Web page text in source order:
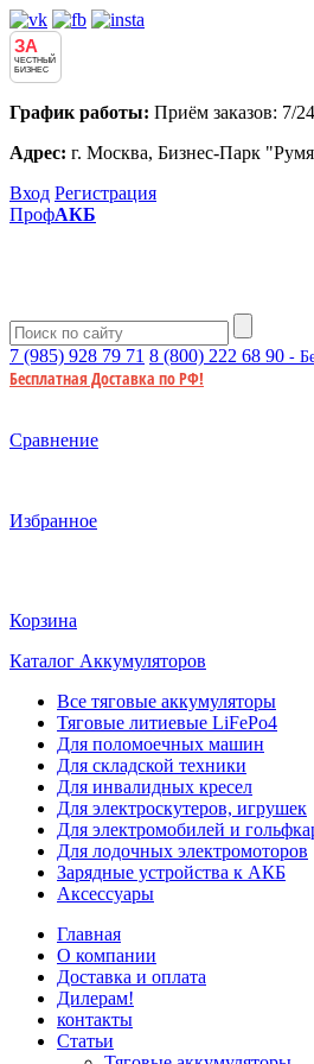
ЗА
ЧЕСТНЫЙ
БИЗНЕС
График работы: Приём заказов: 7/24
Адрес: г. Москва, Бизнес-Парк
Вход Регистрация
ПрофАКБ
7 (985) 928 79 71 8 (800) 222 68 90 -
Бесплатная Доставка по РФ!
Сравнение
Избранное
Корзина
Каталог Аккумуляторов
Все тяговые аккумуляторы
Тяговые литиевые LiFePo4
Для поломоечных машин
Для складской техники
Для инвалидных кресел
Для электроскутеров, игрушек
Для электромобилей и
Для лодочных электромоторов
Зарядные устройства к АКБ
Аксессуары
Главная
О компании
Доставка и оплата
Дилерам!
контакты
Статьи